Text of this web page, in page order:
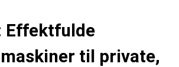
Effektfulde
til private,